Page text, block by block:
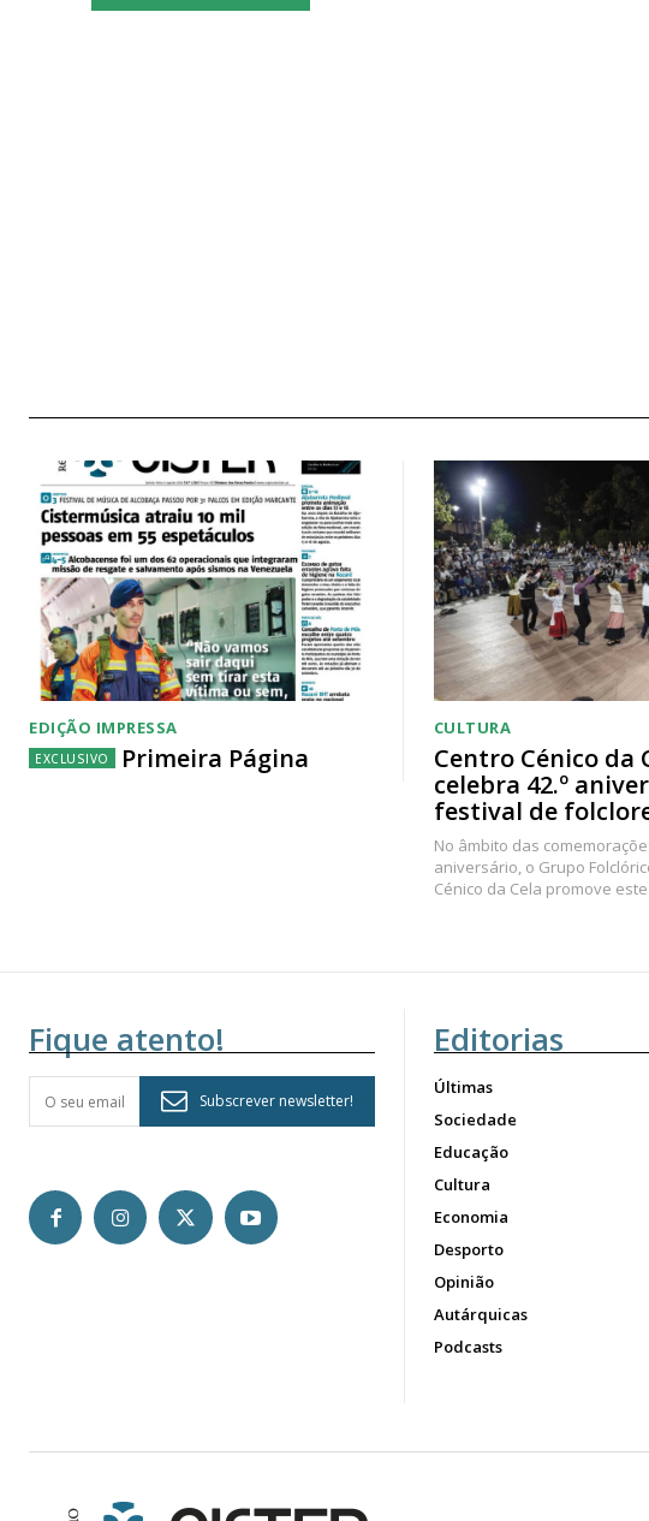
EDIÇÃO IMPRESSA
Primeira Página
CULTURA
Centro Cénico da
celebra 42.º
festival de
No âmbito das
aniversário, o Grupo
Cénico da Cela promove
Fique atento!
Subscrever newsletter!
Editorias
Últimas
Sociedade
Educação
Cultura
Economia
Desporto
Opinião
Autárquicas
Podcasts